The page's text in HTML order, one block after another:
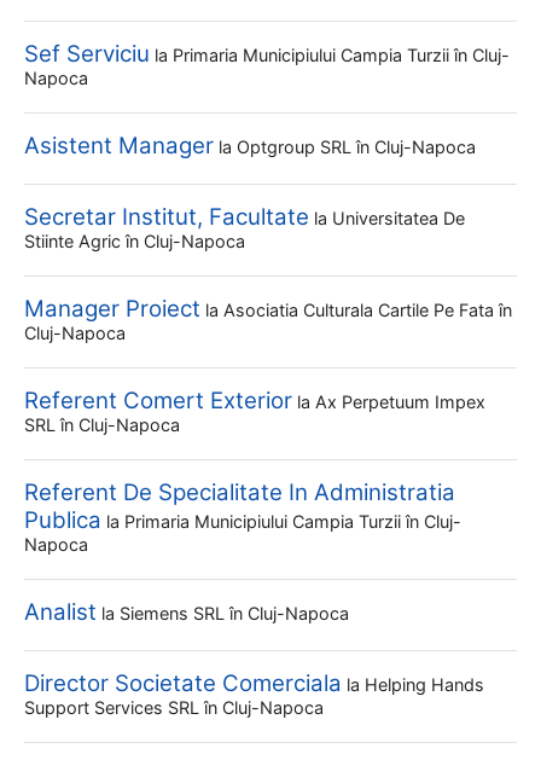
Sef Serviciu la Primaria Municipiului Campia Turzii în Cluj-
Napoca
Asistent Manager la Optgroup SRL în Cluj-Napoca
Secretar Institut, Facultate la Universitatea De
Stiinte Agric în Cluj-Napoca
Manager Proiect la Asociatia Culturala Cartile Pe Fata în
Cluj-Napoca
Referent Comert Exterior la Ax Perpetuum Impex
SRL în Cluj-Napoca
Referent De Specialitate In Administratia
Publica la Primaria Municipiului Campia Turzii în Cluj-
Napoca
Analist la Siemens SRL în Cluj-Napoca
Director Societate Comerciala la Helping Hands
Support Services SRL în Cluj-Napoca